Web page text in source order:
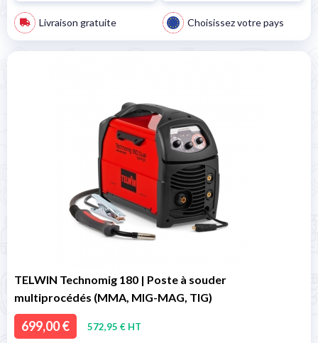
Livraison gratuite Choisissez votre pays
TELWIN Technomig 180 | Poste à souder
multiprocédés (MMA, MIG-MAG, TIG)
699,00 € 572,95 € HT